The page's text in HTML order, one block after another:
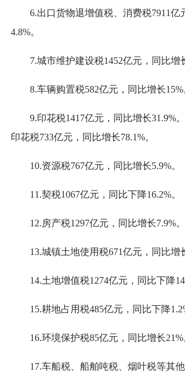
6.出口货物退增值税、消费税7911亿
4.8%。
7.城市维护建设税1452亿元， 同比增
8.车辆购置税582亿元， 同比增长15%
9.印花税1417亿元， 同比增长31.9%
印花税733亿元， 同比增长78.1%。
10.资源税767亿元， 同比增长5.9%。
11.契税1067亿元， 同比下降16.2%。
12.房产税1297亿元， 同比增长7.9%。
13.城镇土地使用税671亿元， 同比增
14.土地增值税1274亿元， 同比下降
15.耕地占用税485亿元， 同比下降1.2
16.环境保护税85亿元， 同比增长21%
1 7.车船税、船舶吨税、烟叶税等其